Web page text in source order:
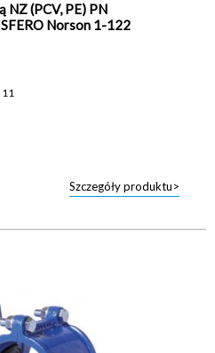
NZ (PCV, PE) PN
Norson 1-122
Szczegóły produktu>